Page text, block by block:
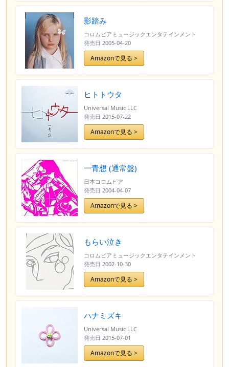
影踏み
コロムビアミュージックエンタテインメント
発売日 2005-04-20
Amazonで見る >
ヒトトウタ
Universal Music LLC
発売日 2015-07-22
Amazonで見る >
一青想 (通常盤)
日本コロムビア
発売日 2004-04-07
Amazonで見る >
もらい泣き
コロムビアミュージックエンタテインメント
発売日 2002-10-30
Amazonで見る >
ハナミズキ
Universal Music LLC
発売日 2015-07-01
Amazonで見る >